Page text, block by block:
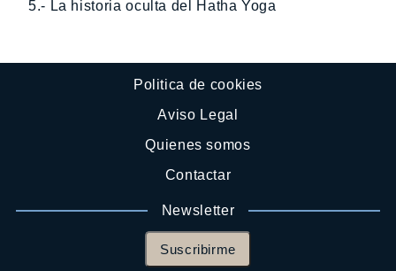
5.- La historia oculta del Hatha Yoga
Politica de cookies
Aviso Legal
Quienes somos
Contactar
Newsletter
Suscribirme